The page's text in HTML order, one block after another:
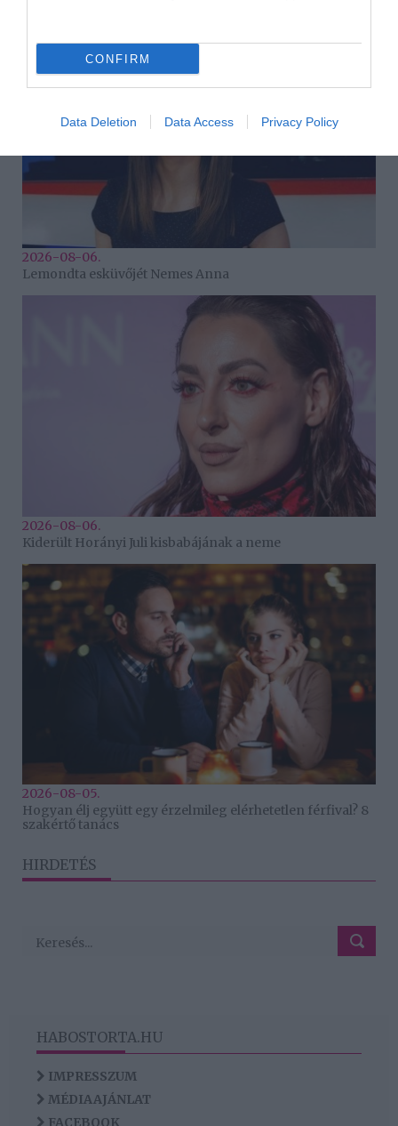
CONFIRM
Data Deletion Data Access Privacy Policy
Megszületett Szabados Ági kisfia
2026-08-06.
Lemondta esküvőjét Nemes Anna
2026-08-06.
Kiderült Horányi Juli kisbabájának a neme
2026-08-05.
Hogyan élj együtt egy érzelmileg elérhetetlen férfival? 8
szakértő tanács
HIRDETÉS
HABOSTORTA.HU
IMPRESSZUM
MÉDIAAJÁNLAT
FACEBOOK